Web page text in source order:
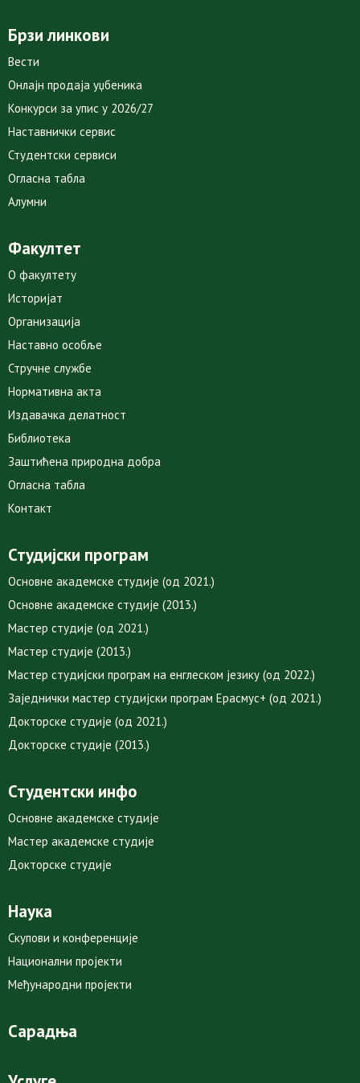
Брзи линкови
Вести
Онлајн продаја уџбеника
Конкурси за упис у 2026/27
Наставнички сервис
Студентски сервиси
Огласна табла
Алумни
Факултет
О факултету
Историјат
Организација
Наставно особље
Стручне службе
Нормативна акта
Издавачка делатност
Библиотека
Заштићена природна добра
Огласна табла
Контакт
Студијски програм
Основне академске студије (од 2021.)
Основне академске студије (2013.)
Мастер студије (од 2021.)
Мастер студије (2013.)
Мастер студијски програм на енглеском језику (од 2022.)
Заједнички мастер студијски програм Ерасмус+ (од 2021.)
Докторске студије (од 2021.)
Докторске студије (2013.)
Студентски инфо
Основне академске студије
Мастер академске студије
Докторске студије
Наука
Скупови и конференције
Национални пројекти
Међународни пројекти
Сарадња